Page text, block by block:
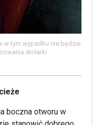
w tym wypadku nie będzie
stolarki
boczna otworu w